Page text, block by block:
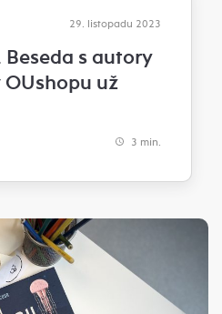
29. listopadu 2023
s autory
už
3 min.